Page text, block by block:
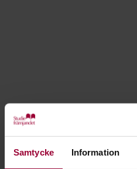
Samtycke Information
Tillbaka
Tyska - Skåne